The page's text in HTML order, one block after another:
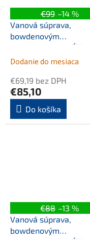
€99 –14 %
Vanová súprava,
bowdenovým
mechanizmom, dĺžka
1000mm, zátka 72mm,
Dodanie do mesiaca
€69,19 bez DPH
€85,10
Do košíka
€88 –13 %
Vanová súprava,
bowdenovým
mechanizmom, dĺžka